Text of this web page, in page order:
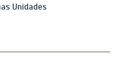
Unidades